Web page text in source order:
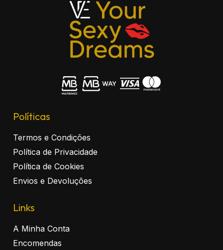
Políticas
Termos e Condições
Política de Privacidade
Política de Cookies
Envios e Devoluções
Links
A Minha Conta
Encomendas